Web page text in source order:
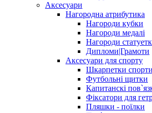
Аксесуари
Нагородна атрибутика
Нагороди кубки
Нагороди медалі
Нагороди
Дипломи|Грамоти
Аксесуари для спорту
Шкарпетки
Футбольні щитки
Капитанскі
Фіксатори для
Пляшки - поїлки